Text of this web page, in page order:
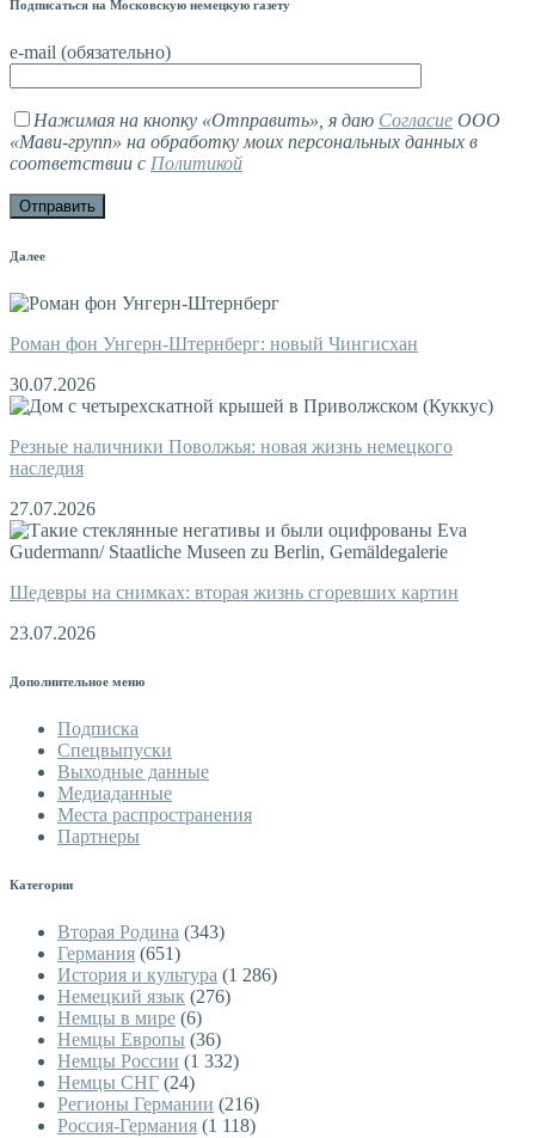
Подписаться на Московскую немецкую газету
e-mail (обязательно)
Нажимая на кнопку «Отправить», я даю Согласие ООО
«Мави-групп» на обработку моих персональных данных в
соответствии с Политикой
Далее
Роман фон Унгерн-Штернберг: новый Чингисхан
30.07.2026
Резные наличники Поволжья: новая жизнь немецкого
наследия
27.07.2026
Шедевры на снимках: вторая жизнь сгоревших картин
23.07.2026
Дополнительное меню
Подписка
Спецвыпуски
Выходные данные
Медиаданные
Места распространения
Партнеры
Категории
Вторая Родина (343)
Германия (651)
История и культура (1 286)
Немецкий язык (276)
Немцы в мире (6)
Немцы Европы (36)
Немцы России (1 332)
Немцы СНГ (24)
Регионы Германии (216)
Россия-Германия (1 118)